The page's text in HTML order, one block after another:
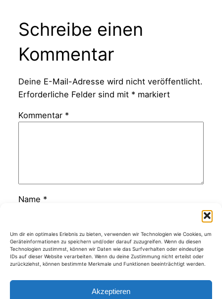
Um dir ein optimales Erlebnis zu bieten, verwenden wir Technologien wie Cookies, um
Geräteinformationen zu speichern und/oder darauf zuzugreifen. Wenn du diesen
Technologien zustimmst, können wir Daten wie das Surfverhalten oder eindeutige
IDs auf dieser Website verarbeiten. Wenn du deine Zustimmung nicht erteilst oder
zurückziehst, können bestimmte Merkmale und Funktionen beeinträchtigt werden.
Akzeptieren
Schreibe einen
Kommentar
Deine E-Mail-Adresse wird nicht veröffentlicht.
Erforderliche Felder sind mit *markiert
Kommentar *
Name *
E-Mail-Adresse*
Website